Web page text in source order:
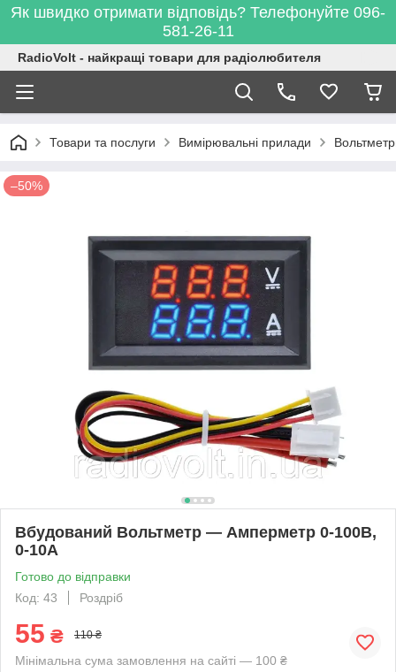
Як швидко отримати відповідь? Телефонуйте 096-
581-26-11
RadioVolt - найкращі товари для радіолюбителя
Товари та послуги Вимірювальні прилади
–50%
Вбудований Вольтметр — Амперметр 0-100В,
0-10А
Готово до відправки
Код: 43
Роздріб
55 ₴ 110 ₴
Мінімальна сума замовлення на сайті — 100 ₴